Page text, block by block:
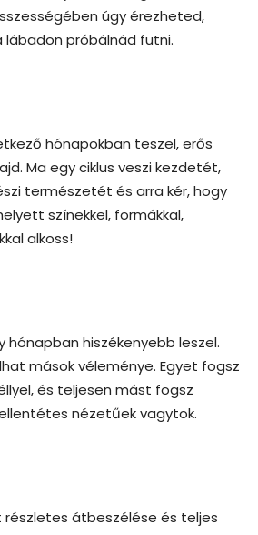
úgy érezheted,
lábadon próbálnád futni.
hónapokban teszel, erős
Ma egy ciklus veszi kezdetét,
természetét és arra kér, hogy
színekkel, formákkal,
alkoss!
hónapban hiszékenyebb leszel.
mások véleménye. Egyet fogsz
és teljesen mást fogsz
nézetűek vagytok.
részletes átbeszélése és teljes